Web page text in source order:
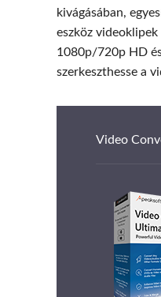
kivágásában,
eszköz
1080p/720p HD
szerkeszthesse a
Video